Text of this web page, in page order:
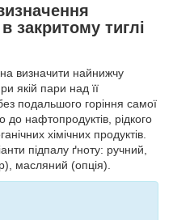
закритому тиглі
визначити найнижчу
якій пари над її
подальшого горіння самої
нафтопродуктів, рідкого
хімічних продуктів.
підпалу ґноту: ручний,
масляний (опція).